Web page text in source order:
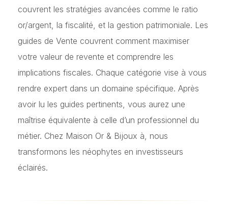
couvrent les stratégies avancées comme le ratio
or/argent, la fiscalité, et la gestion patrimoniale. Les
guides de Vente couvrent comment maximiser
votre valeur de revente et comprendre les
implications fiscales. Chaque catégorie vise à vous
rendre expert dans un domaine spécifique. Après
avoir lu les guides pertinents, vous aurez une
maîtrise équivalente à celle d’un professionnel du
métier. Chez Maison Or & Bijoux à, nous
transformons les néophytes en investisseurs
éclairés.